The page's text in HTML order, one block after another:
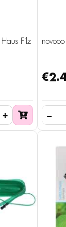
Haus Filz